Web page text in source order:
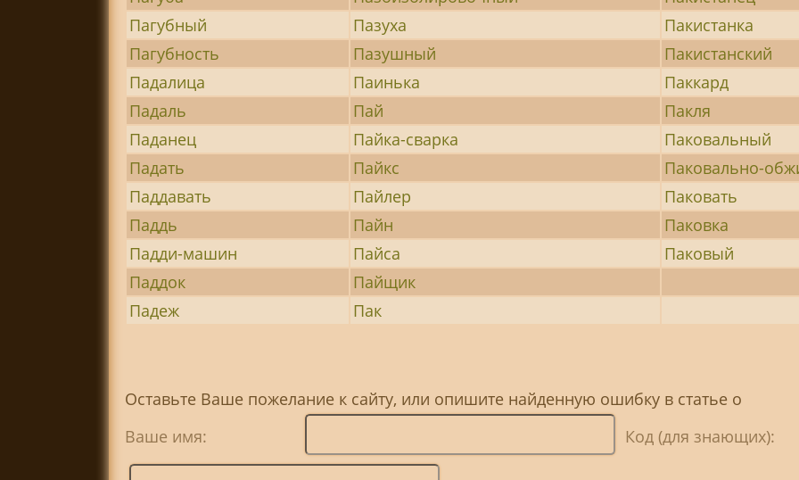
Пагубный
Пазуха
Пакистанка
Пагубность
Пазушный
Пакистанский
Падалица
Паинька
Паккард
Падаль
Пай
Пакля
Паданец
Пайка-сварка
Паковальный
Падать
Пайкс
Паковально-
Паддавать
Пайлер
Паковать
Паддь
Пайн
Паковка
Падди-машин
Пайса
Паковый
Паддок
Пайщик
Падеж
Пак
Оставьте Ваше пожелание к сайту, или опишите найденную ошибку в статье о
Ваше имя:
Код (для знающих):